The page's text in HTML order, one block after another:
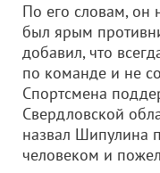
По его словам, он
был ярым
добавил, что
по команде и не
Спортсмена
Свердловской
назвал Шипулина
человеком и